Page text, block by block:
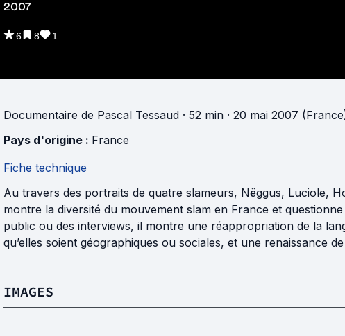
2007
6 8 1
Documentaire de Pascal Tessaud · 52 min · 20 mai 2007
Pays d'origine : France
Fiche technique
Au travers des portraits de quatre slameurs, Nëggus, Luciole,
montre la diversité du mouvement slam en France et
public ou des interviews, il montre une réappropriation de la
qu’elles soient géographiques ou sociales, et une renaissance
IMAGES